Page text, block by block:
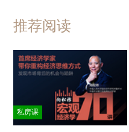
推荐阅读
私房课